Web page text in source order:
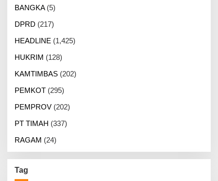
BANGKA(5)
DPRD (217)
HEADLINE (1,425)
HUKRIM (128)
KAMTIMBAS (202)
PEMKOT (295)
PEMPROV (202)
PT TIMAH (337)
RAGAM (24)
Tag